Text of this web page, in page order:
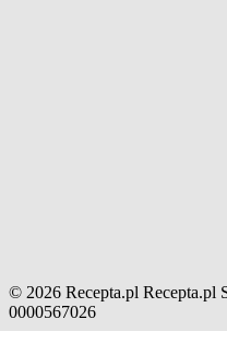
© 2026 Recepta.pl Recepta.pl
0000567026